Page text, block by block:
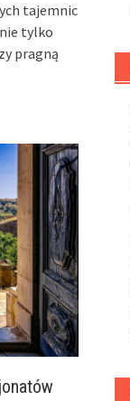
tajemnic
tylko
pragną